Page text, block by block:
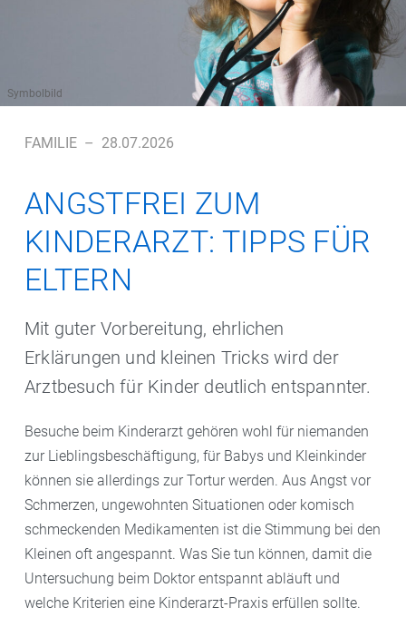
Symbolbild
FAMILIE – 28.07.2026
ANGSTFREI ZUM
KINDERARZT: TIPPS FÜR
ELTERN
Mit guter Vorbereitung, ehrlichen
Erklärungen und kleinen Tricks wird der
Arztbesuch für Kinder deutlich entspannter.
Besuche beim Kinderarzt gehören wohl für niemanden
zur Lieblingsbeschäftigung, für Babys und Kleinkinder
können sie allerdings zur Tortur werden. Aus Angst vor
Schmerzen, ungewohnten Situationen oder komisch
schmeckenden Medikamenten ist die Stimmung bei den
Kleinen oft angespannt. Was Sie tun können, damit die
Untersuchung beim Doktor entspannt abläuft und
welche Kriterien eine Kinderarzt-Praxis erfüllen sollte.